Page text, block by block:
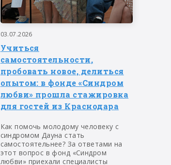
03.07.2026
Учиться
самостоятельности,
пробовать новое, делиться
опытом: в фонде «Синдром
любви» прошла стажировка
для гостей из Краснодара
Как помочь молодому человеку с
синдромом Дауна стать
самостоятельнее? За ответами на
этот вопрос в фонд «Синдром
любви» приехали специалисты